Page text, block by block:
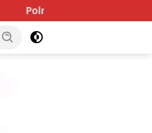
Apel Siaga Bencana,